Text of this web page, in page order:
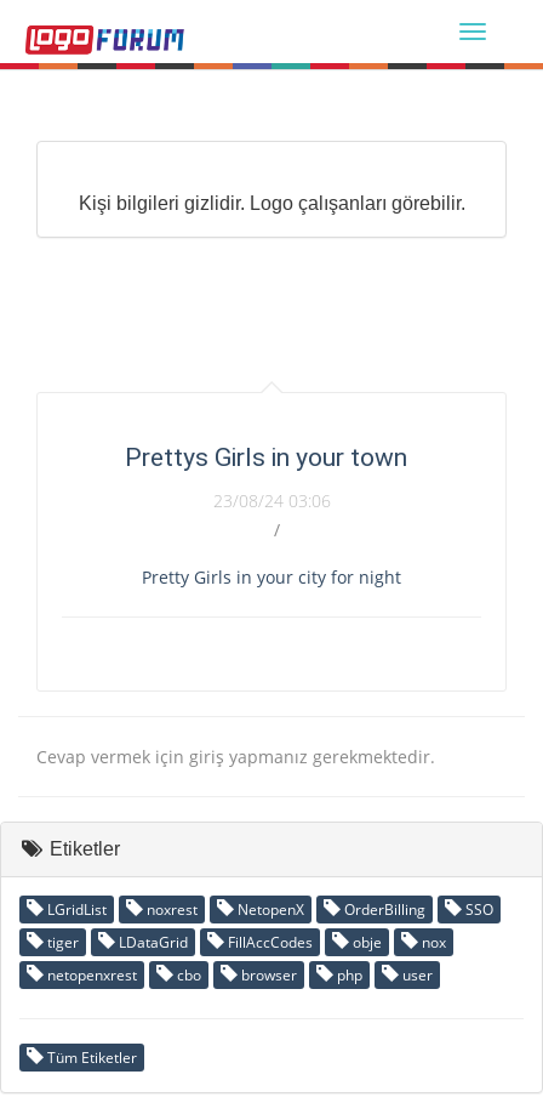
Kişi bilgileri gizlidir. Logo çalışanları görebilir.
Prettys Girls in your town
23/08/24 03:06
/
Pretty Girls in your city for night
Cevap vermek için giriş yapmanız gerekmektedir.
Etiketler
LGridList noxrest NetopenX OrderBilling
SSO
tiger
LDataGrid FillAccCodes obje
nox
netopenxrest
cbo browser php user
Tüm Etiketler